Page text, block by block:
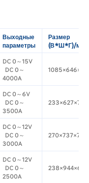
Выходные
параметры
Размер
(В*Ш*Г)/мм
DC 0～15V
DC 0～
4000A
DC 0～6V
DC 0～
3500A
233×627×725
DC 0～12V
DC 0～
3000A
270×737×740
DC 0～12V
DC 0～
2500A
238×944×692